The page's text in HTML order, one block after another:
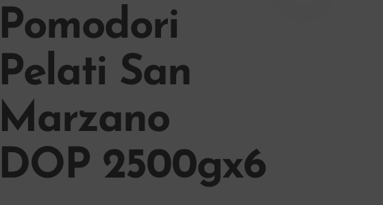
Pomodori
Pelati San
Marzano
DOP 2500gx6